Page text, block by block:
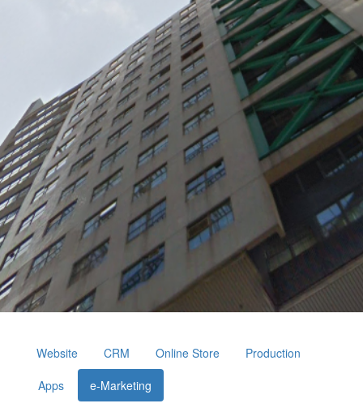
Website CRM Online Store
Production
Apps
e-Marketing